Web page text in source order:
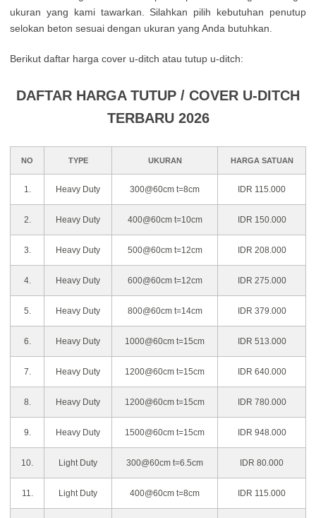
ukuran yang kami tawarkan. Silahkan pilih kebutuhan penutup
selokan beton sesuai dengan ukuran yang Anda butuhkan.
Berikut daftar harga cover u-ditch atau tutup u-ditch:
DAFTAR HARGA TUTUP / COVER U-DITCH
TERBARU 2026
NO TYPE UKURAN HARGA SATUAN
1. Heavy Duty 300@60cm t=8cm IDR 115.000
2. Heavy Duty 400@60cm t=10cm IDR 150.000
3. Heavy Duty 500@60cm t=12cm IDR 208.000
4. Heavy Duty 600@60cm t=12cm IDR 275.000
5. Heavy Duty 800@60cm t=14cm IDR 379.000
6. Heavy Duty 1000@60cm t=15cm IDR 513.000
7. Heavy Duty 1200@60cm t=15cm IDR 640.000
8. Heavy Duty 1200@60cm t=15cm IDR 780.000
9. Heavy Duty 1500@60cm t=15cm IDR 948.000
10. Light Duty 300@60cm t=6.5cm IDR 80.000
11. Light Duty 400@60cm t=8cm IDR 115.000